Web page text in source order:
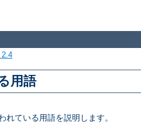
2.4
用語
れている用語を説明します。